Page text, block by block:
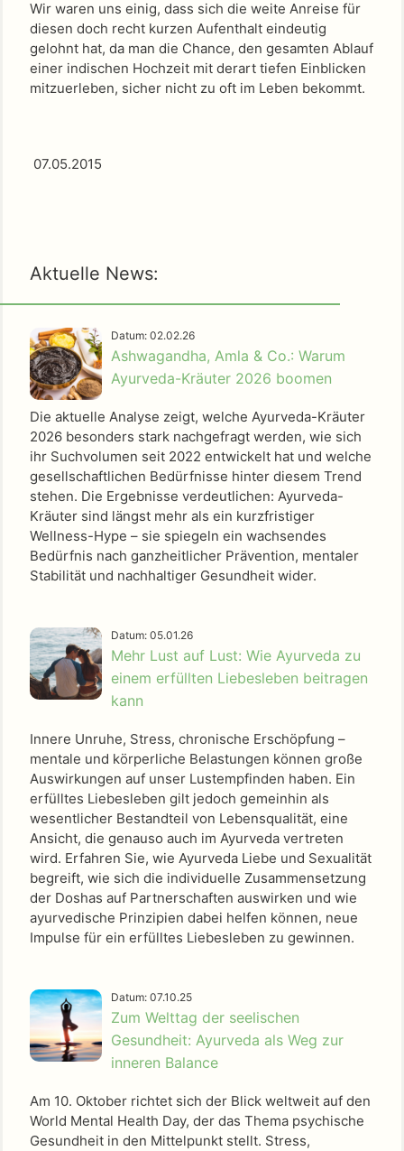
Wir waren uns einig, dass sich die weite Anreise für
diesen doch recht kurzen Aufenthalt eindeutig
gelohnt hat, da man die Chance, den gesamten Ablauf
einer indischen Hochzeit mit derart tiefen Einblicken
mitzuerleben, sicher nicht zu oft im Leben bekommt.
07.05.2015
Aktuelle News:
Datum: 02.02.26
Ashwagandha, Amla & Co.: Warum
Ayurveda-Kräuter 2026 boomen
Die aktuelle Analyse zeigt, welche Ayurveda-Kräuter
2026 besonders stark nachgefragt werden, wie sich
ihr Suchvolumen seit 2022 entwickelt hat und welche
gesellschaftlichen Bedürfnisse hinter diesem Trend
stehen. Die Ergebnisse verdeutlichen: Ayurveda-
Kräuter sind längst mehr als ein kurzfristiger
Wellness-Hype – sie spiegeln ein wachsendes
Bedürfnis nach ganzheitlicher Prävention, mentaler
Stabilität und nachhaltiger Gesundheit wider.
Datum: 05.01.26
Mehr Lust auf Lust: Wie Ayurveda zu
einem erfüllten Liebesleben beitragen
kann
Innere Unruhe, Stress, chronische Erschöpfung –
mentale und körperliche Belastungen können große
Auswirkungen auf unser Lustempfinden haben. Ein
erfülltes Liebesleben gilt jedoch gemeinhin als
wesentlicher Bestandteil von Lebensqualität, eine
Ansicht, die genauso auch im Ayurveda vertreten
wird. Erfahren Sie, wie Ayurveda Liebe und Sexualität
begreift, wie sich die individuelle Zusammensetzung
der Doshas auf Partnerschaften auswirken und wie
ayurvedische Prinzipien dabei helfen können, neue
Impulse für ein erfülltes Liebesleben zu gewinnen.
Datum: 07.10.25
Zum Welttag der seelischen
Gesundheit: Ayurveda als Weg zur
inneren Balance
Am 10. Oktober richtet sich der Blick weltweit auf den
World Mental Health Day, der das Thema psychische
Gesundheit in den Mittelpunkt stellt. Stress,